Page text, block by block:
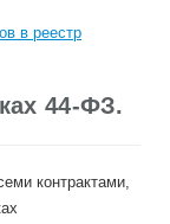
в реестр
44-ФЗ.
контрактами,